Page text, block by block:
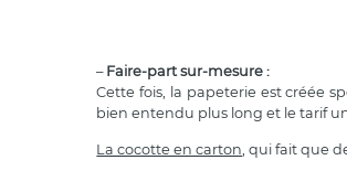
– Faire-part sur-mesure :
Cette fois, la papeterie est créée
bien entendu plus long et le tarif
La cocotte en carton , qui fait que